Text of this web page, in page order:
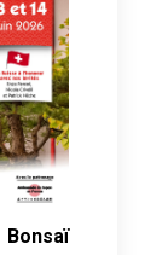
Bonsaï